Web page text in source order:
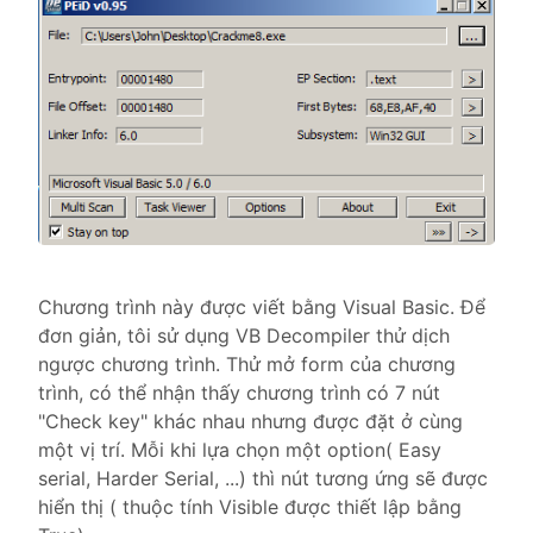
Chương trình này được viết bằng Visual Basic. Để
đơn giản, tôi sử dụng VB Decompiler thử dịch
ngược chương trình. Thử mở form của chương
trình, có thể nhận thấy chương trình có 7 nút
"Check key" khác nhau nhưng được đặt ở cùng
một vị trí. Mỗi khi lựa chọn một option( Easy
serial, Harder Serial, ...) thì nút tương ứng sẽ được
hiển thị ( thuộc tính Visible được thiết lập bằng